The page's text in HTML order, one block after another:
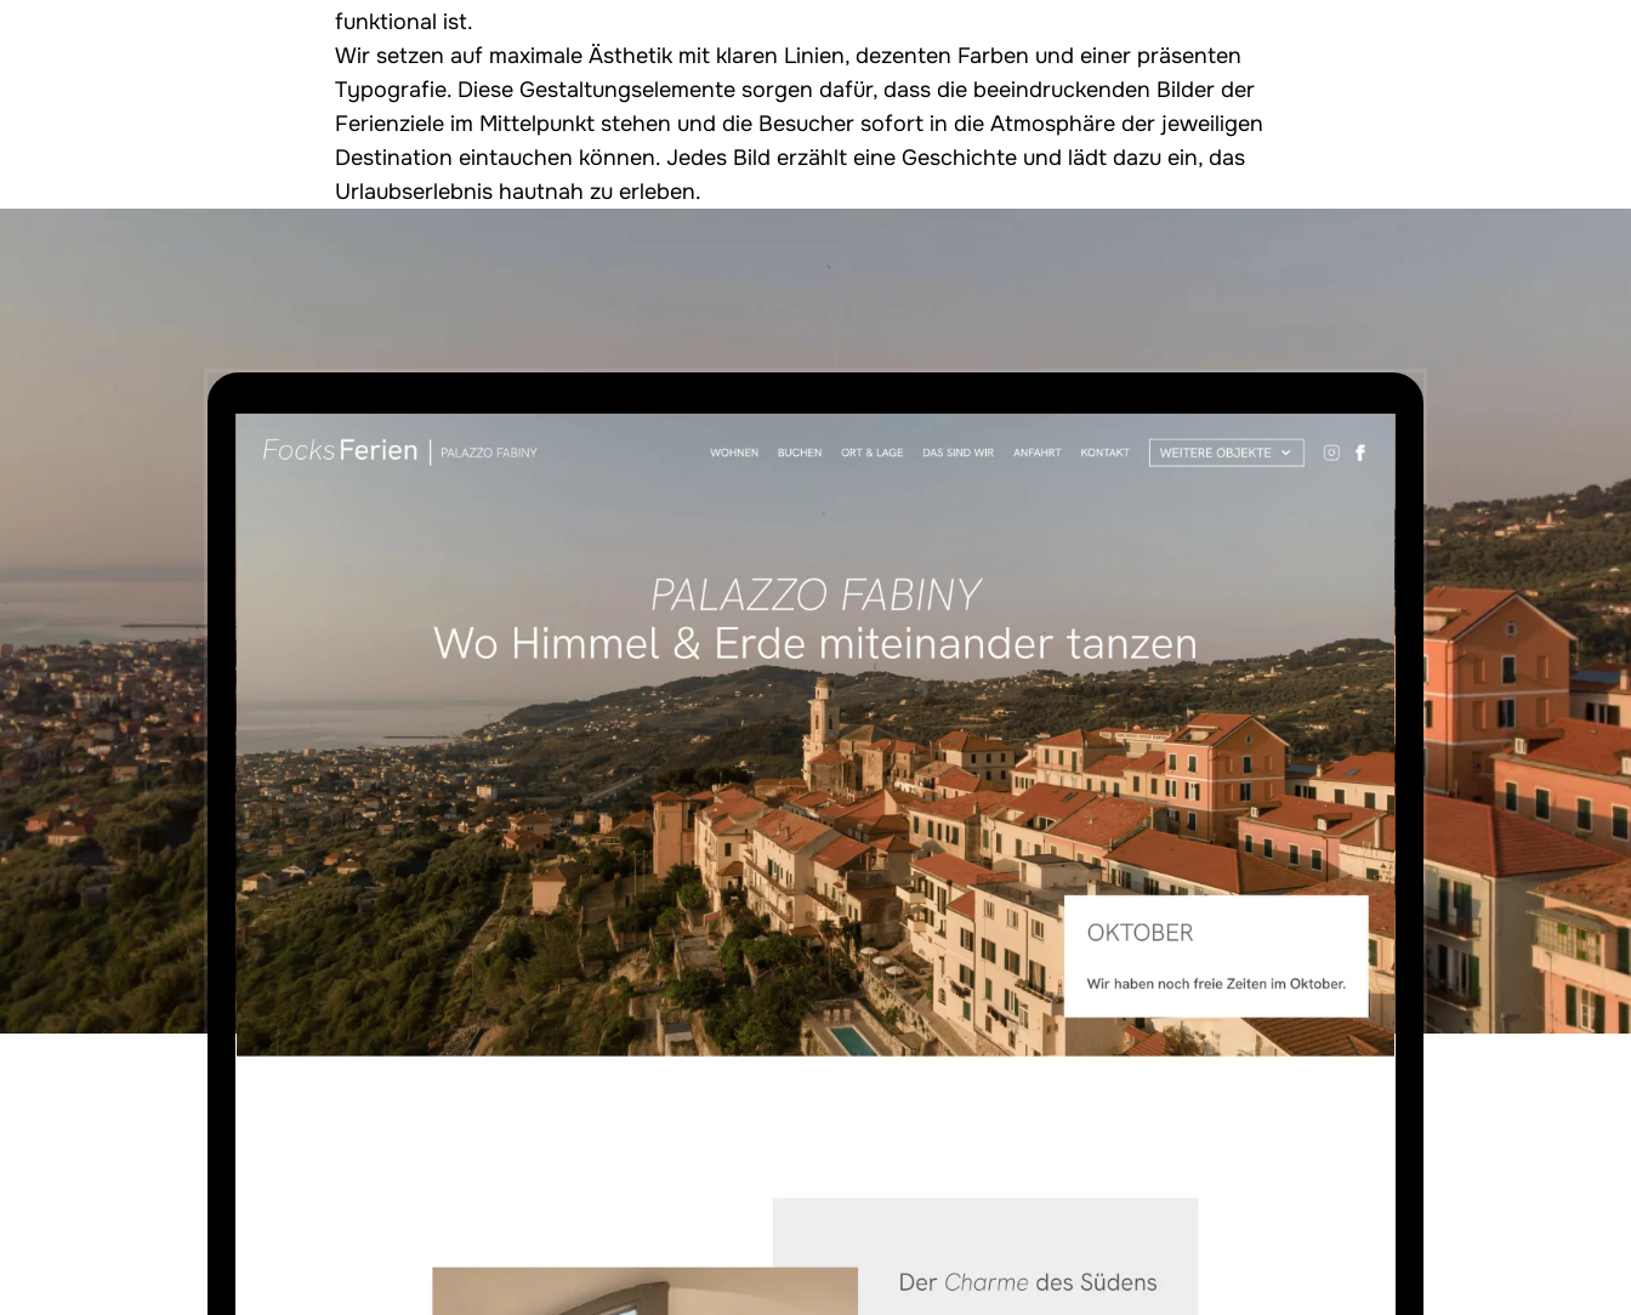
funktional ist.
Wir setzen auf maximale Ästhetik mit klaren Linien, dezenten Farben und einer präsenten
Typografie. Diese Gestaltungselemente sorgen dafür, dass die beeindruckenden Bilder der
Ferienziele im Mittelpunkt stehen und die Besucher sofort in die Atmosphäre der jeweiligen
Destination eintauchen können. Jedes Bild erzählt eine Geschichte und lädt dazu ein, das
Urlaubserlebnis hautnah zu erleben.